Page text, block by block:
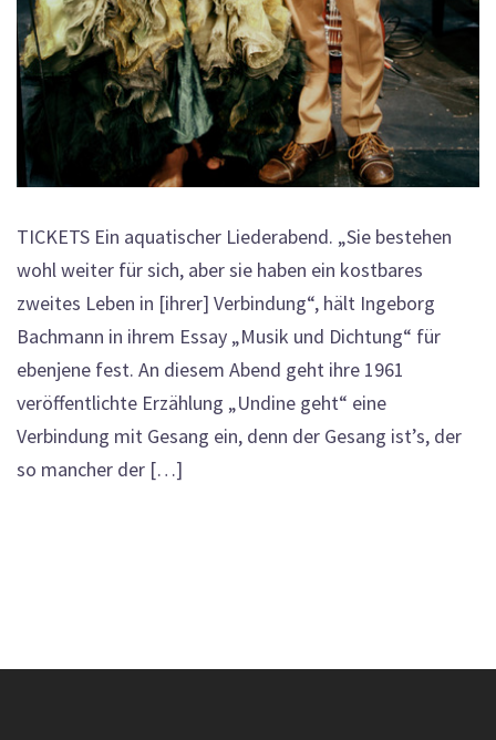
TICKETS Ein aquatischer Liederabend. „Sie bestehen
wohl weiter für sich, aber sie haben ein kostbares
zweites Leben in [ihrer] Verbindung“, hält Ingeborg
Bachmann in ihrem Essay „Musik und Dichtung“ für
ebenjene fest. An diesem Abend geht ihre 1961
veröffentlichte Erzählung „Undine geht“ eine
Verbindung mit Gesang ein, denn der Gesang ist’s, der
so mancher der […]